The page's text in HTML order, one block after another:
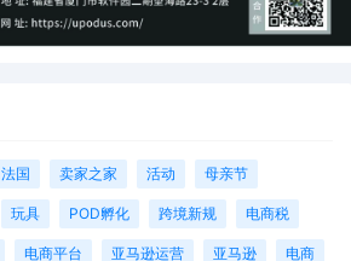
法国 卖家之家 活动 母亲节
玩具 POD孵化 跨境新规 电商税
电商平台 亚马逊运营 亚马逊 电商